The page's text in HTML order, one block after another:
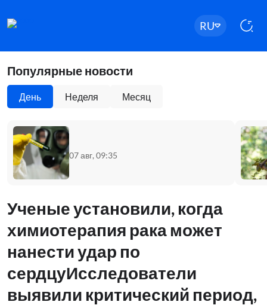
RU
Популярные новости
День Неделя Месяц
07 авг, 09:35
Ученые установили, когда
химиотерапия рака может
нанести удар по
сердцуИсследователи
выявили критический период,